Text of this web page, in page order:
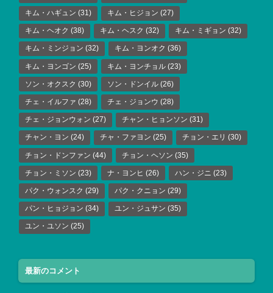
キム・ハギュン (31) キム・ヒジョン (27)
キム・ヘオク (38) キム・ヘスク (32) キム・ミギョン (32)
キム・ミンジョン (32) キム・ヨンオク (36)
キム・ヨンゴン (25) キム・ヨンチョル (23)
ソン・オクスク (30) ソン・ドンイル (26)
チェ・イルファ (28) チェ・ジョンウ (28)
チェ・ジョンウォン (27) チャン・ヒョンソン (31)
チャン・ヨン (24) チャ・ファヨン (25) チョン・エリ (30)
チョン・ドンファン (44) チョン・ヘソン (35)
チョン・ミソン (23) ナ・ヨンヒ (26) ハン・ジニ (23)
パク・ウォンスク (29) パク・クニョン (29)
パン・ヒョジョン (34) ユン・ジュサン (35)
ユン・ユソン (25)
最新のコメント